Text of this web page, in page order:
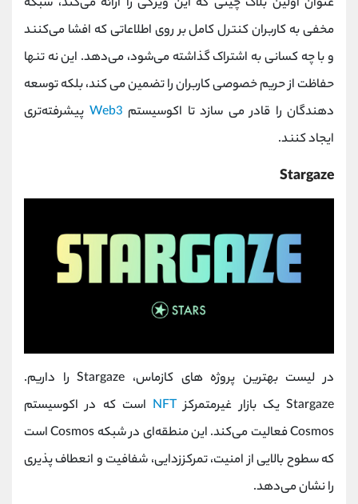
مخفی به کاربران کنترل کامل بر روی اطلاعاتی که افشا می‌کنند
و با چه کسانی به اشتراک گذاشته می‌شود، می‌دهد. این نه تنها
حفاظت از حریم خصوصی کاربران را تضمین می کند، بلکه توسعه
دهندگان را قادر می سازد تا اکوسیستم Web3 پیشرفته‌تری
ایجاد کنند.
Stargaze
در لیست بهترین پروژ‌ه‌ های کازماس، Stargaze را داریم.
Stargaze یک بازار غیرمتمرکز
NFT است که در اکوسیستم
Cosmos فعالیت می‌کند. این منطقه‌ای در شبکه Cosmos است
که سطوح بالایی از امنیت، تمرکززدایی، شفافیت و انعطاف پذیری
را نشان می‌دهد.